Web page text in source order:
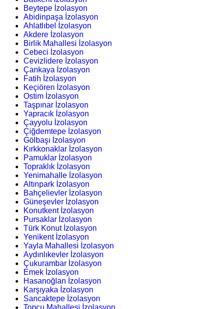
Beytepe İzolasyon
Abidinpaşa İzolasyon
Ahlatlıbel İzolasyon
Akdere İzolasyon
Birlik Mahallesi İzolasyon
Cebeci İzolasyon
Cevizlidere İzolasyon
Çankaya İzolasyon
Fatih İzolasyon
Keçiören İzolasyon
Ostim İzolasyon
Taşpınar İzolasyon
Yapracık İzolasyon
Çayyolu İzolasyon
Çiğdemtepe İzolasyon
Gölbaşı İzolasyon
Kırkkonaklar İzolasyon
Pamuklar İzolasyon
Topraklık İzolasyon
Yenimahalle İzolasyon
Altınpark İzolasyon
Bahçelievler İzolasyon
Güneşevler İzolasyon
Konutkent İzolasyon
Pursaklar İzolasyon
Türk Konut İzolasyon
Yenikent İzolasyon
Yayla Mahallesi İzolasyon
Aydınlıkevler İzolasyon
Çukurambar İzolasyon
Emek İzolasyon
Hasanoğlan İzolasyon
Karşıyaka İzolasyon
Sancaktepe İzolasyon